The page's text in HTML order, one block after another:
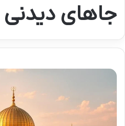
جاهای دیدنی